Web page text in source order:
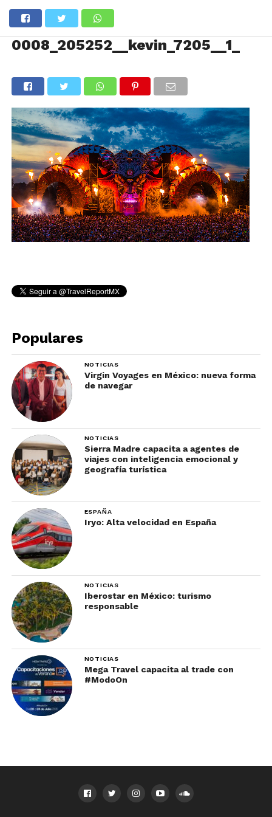
0008_205252__kevin_7205__1_
Populares
NOTICIAS
Virgin Voyages en México: nueva forma
de navegar
NOTICIAS
Sierra Madre capacita a agentes de
viajes con inteligencia emocional y
geografía turística
ESPAÑA
Iryo: Alta velocidad en España
NOTICIAS
Iberostar en México: turismo
responsable
NOTICIAS
Mega Travel capacita al trade con
#ModoOn